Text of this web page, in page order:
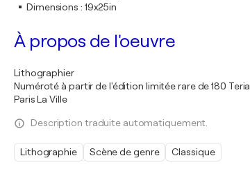
Dimensions : 19x25in
À propos de l'oeuvre
Lithographier
Numéroté à partir de l'édition limitée rare de 180
Paris La Ville
Description traduite automatiquement.
Lithographie Scène de genre Classique